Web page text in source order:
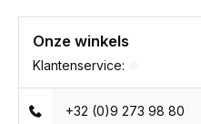
Onze winkels
Klantenservice:
+32 (0)9 273 98 80